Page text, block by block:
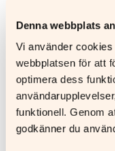
Denna webbplats
Vi använder
webbplatsen för att
optimera dess
funktionell. Genom
godkänner du
som en symbol
Du har sagt att du
lyriker. Berätta!
– Det viktiga för
transportera till
kan sätta in i sitt
är diktens essens,
– Det här med